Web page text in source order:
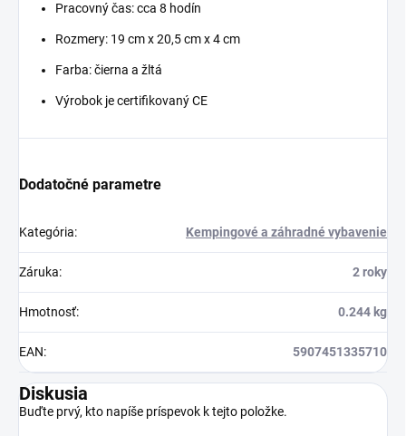
Pracovný čas: cca 8 hodín
Rozmery: 19 cm x 20,5 cm x 4 cm
Farba: čierna a žltá
Výrobok je certifikovaný CE
Dodatočné parametre
Kategória: Kempingové a záhradné vybavenie
Záruka: 2 roky
Hmotnosť: 0.244 kg
EAN: 5907451335710
Diskusia
Buďte prvý, kto napíše príspevok k tejto položke.